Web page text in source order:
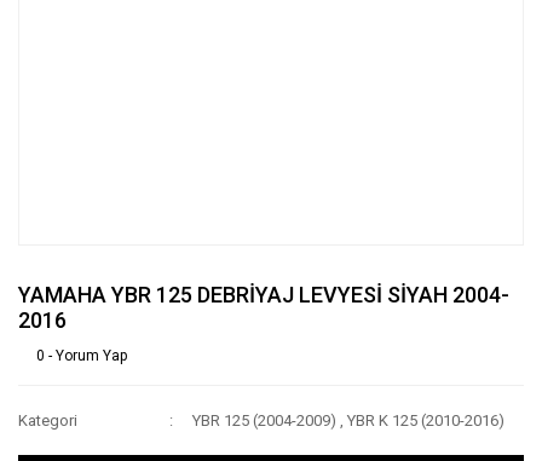
YAMAHA YBR 125 DEBRİYAJ LEVYESİ SİYAH 2004-
2016
0 - Yorum Yap
Kategori YBR 125 (2004-2009) ,YBR K 125 (2010-2016)